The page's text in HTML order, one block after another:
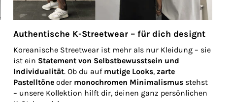
Authentische K-Streetwear – für dich designt
Koreanische Streetwear ist mehr als nur Kleidung – sie
ist ein Statement von Selbstbewusstsein und
Individualität. Ob du auf mutige Looks, zarte
Pastelltöneoder monochromen Minimalismusstehst
– unsere Kollektion hilft dir, deinen ganz persönlichen